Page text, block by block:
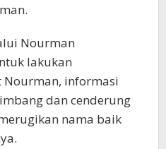
Nourman
lakukan
informasi
dan cenderung
nama baik